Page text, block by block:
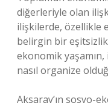
diğerleriyle olan
ilişkilerde, özellikle
belirgin bir
ekonomik
nasıl organize
Aksaray’ın sosyo-